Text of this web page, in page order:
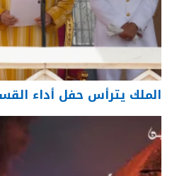
الملك يترأس حفل أداء